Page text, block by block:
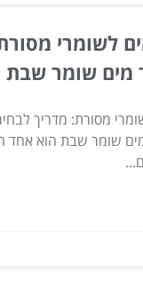
לשומרי
מים שומר שבת
מסורת: מדריך
שומר שבת הוא אחד